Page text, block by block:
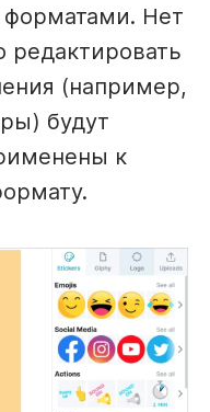
Нет
редактировать
(например,
будут
к